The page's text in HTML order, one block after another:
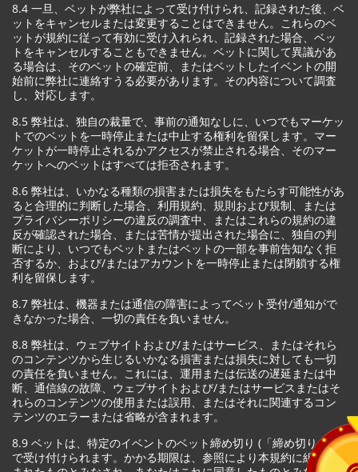
8.4 一旦、ベットが弊社によって受け付けられ、記録された後、ベ
ットをキャンセルまたは変更することはできません。これらのベ
ットが規約に従って有効に受け入れられ、記録された場合、ベッ
トをキャンセルすることもできません。ベットに関して異議があ
る場合は、そのベットの確定前、またはベットしたイベントの開
始前に弊社に連絡すうる必要があります。その内容について調査
し、対応します。
8.5 弊社は、独自の裁量で、事前の通知なしに、いつでもマーケッ
トでのベットを一時停止または中止する権利を留保します。マー
ケットが一時停止されるかアクセスが禁止される場合、そのマー
ケットへのベットはすべては拒否されます。
8.6 弊社は、いかなる種類の損害または損失をもたらす可能性があ
ると合理的に判断した場合、利用規約、規則および規制、または
プライバシーポリシーの違反の調査中、またはこれらの規約の違
反が確認された場合、または苦情が提出された場合に、独自の判
断により、いつでもベットまたはベットの一部を事前告知なく拒
否するか、および/またはアカウントを一時停止または閉鎖する権
利を留保します。
8.7 弊社は、機器または通信の障害によってベット受付/通知がで
きなかった場合、一切の責任を負いません。
8.8 弊社は、ウェブサイトおよび/またはサービス、またはそれら
のコンテンツから生じるいかなる損害または損失に対しても一切
の責任を負いません。これには、運用または伝送の遅延または中
断、通信線の故障、ウェブサイトおよび/またはサービスまたはそ
れらのコンテンツの使用または誤用、またはそれに関連するコン
テンツのエラーまたは省略が含まれます。
8.9 ベットは、特定のイベントのベット締め切り (「締め切り」) ま
で受け付けられます。かかる期限は、参照により本規約に組み込